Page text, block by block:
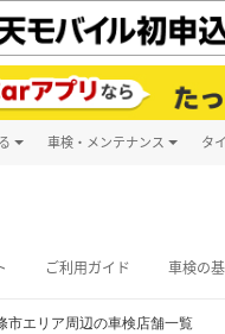
車検・メンテナンス タ
ご利用ガイド 車検の
市エリア周辺の車検店舗一覧